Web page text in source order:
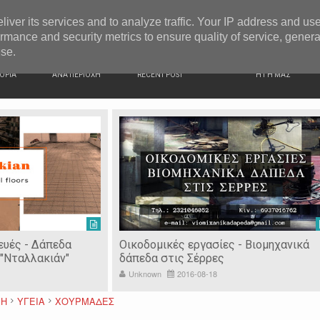
ΑΝΑ ΠΕΡΙΟΧΗ RECENT POST Η ΓΗ ΜΑΣ
- Δάπεδα
Οικοδομικές εργασίες - Βιομηχανικά
δάπεδα στις Σέρρες
Unknown 2016-08-18
ΥΓΕΙΑ ΧΟΥΡΜΑΔΕΣ
its services and to analyze traffic. Your IP address and
and security metrics to ensure quality of service,